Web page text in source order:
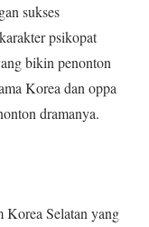
sukses
psikopat
bikin penonton
Korea dan oppa
dramanya.
Korea Selatan yang